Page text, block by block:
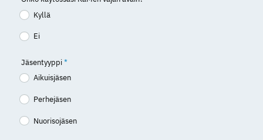
Kyllä
Ei
Jäsentyyppi*
Aikuisjäsen
Perhejäsen
Nuorisojäsen